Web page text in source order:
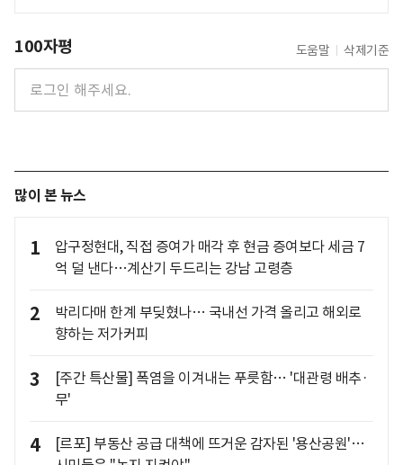
100자평 도움말 삭제기준
많이 본 뉴스
1
압구정현대, 직접 증여가 매각 후 현금 증여보다 세금 7
억 덜 낸다…계산기 두드리는 강남 고령층
2
박리다매 한계 부딪혔나… 국내선 가격 올리고 해외로
향하는 저가커피
3
[주간 특산물] 폭염을 이겨내는 푸릇함… '대관령 배추·
무'
4
[르포] 부동산 공급 대책에 뜨거운 감자된 '용산공원'…